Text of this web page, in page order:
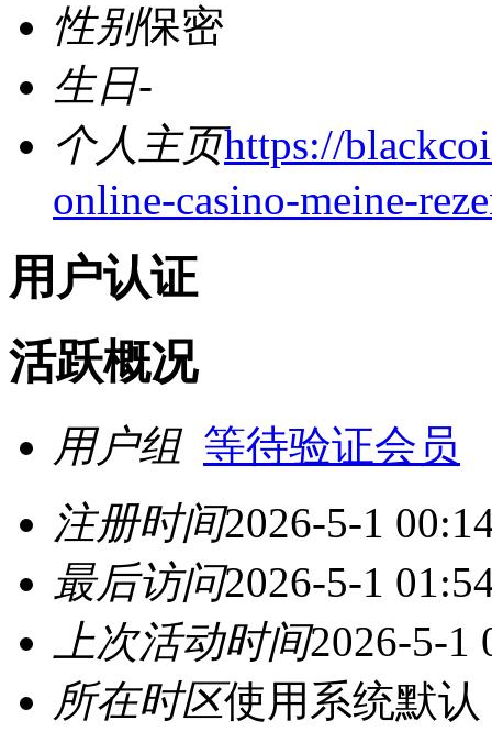
性别保密
生日-
个人主页https://
online-casino-meine-
用户认证
活跃概况
用户组 等待验证会员
注册时间2026-5-1
最后访问2026-5-1
上次活动时间2026-5-1
所在时区使用系统默认